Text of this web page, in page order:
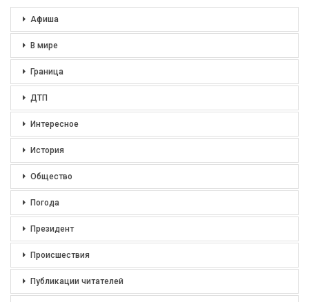
Афиша
В мире
Граница
ДТП
Интересное
История
Общество
Погода
Президент
Происшествия
Публикации читателей